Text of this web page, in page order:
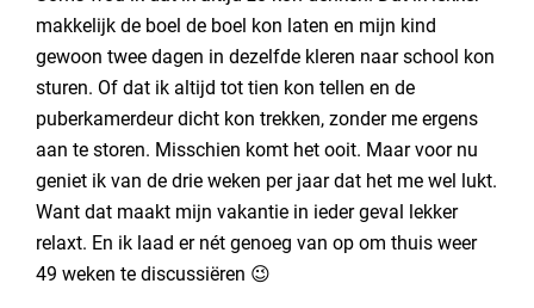
makkelijk de boel de boel kon laten en mijn kind
gewoon twee dagen in dezelfde kleren naar school kon
sturen. Of dat ik altijd tot tien kon tellen en de
puberkamerdeur dicht kon trekken, zonder me ergens
aan te storen. Misschien komt het ooit. Maar voor nu
geniet ik van de drie weken per jaar dat het me wel lukt.
Want dat maakt mijn vakantie in ieder geval lekker
relaxt. En ik laad er nét genoeg van op om thuis weer
49 weken te discussiëren 😉